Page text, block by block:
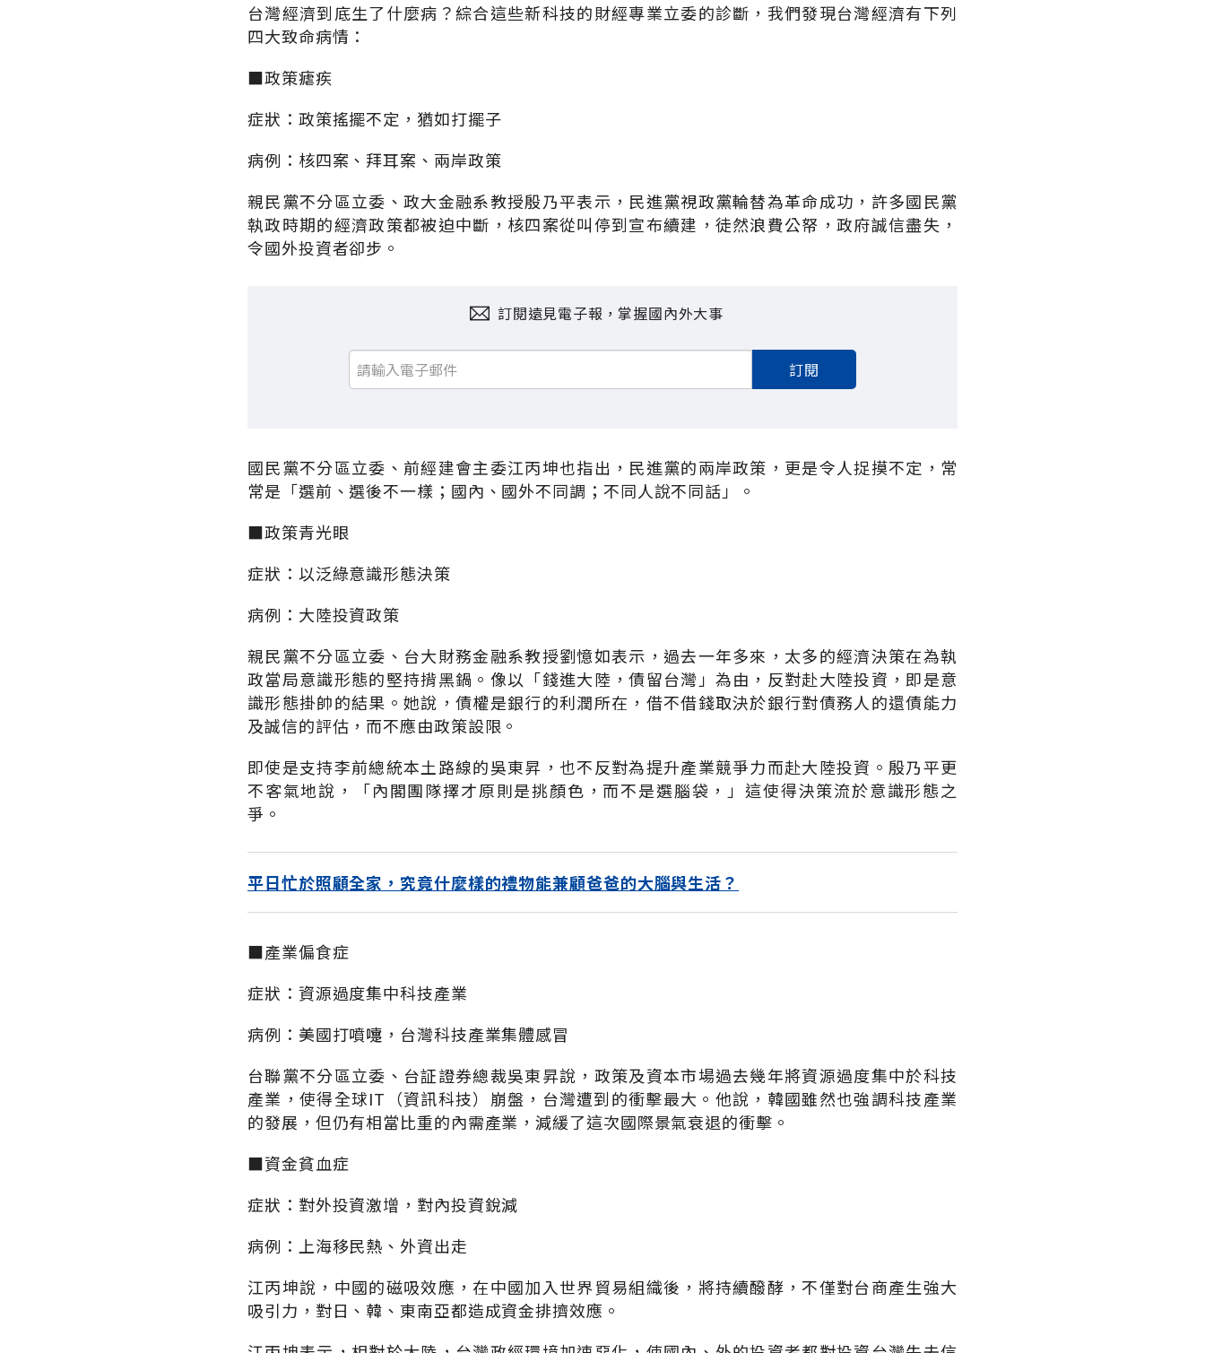
台灣經濟到底生了什麼病？綜合這些新科技的財經專業立委的診斷，我們發現台灣經濟有下列
四大致命病情：
■政策瘧疾
症狀：政策搖擺不定，猶如打擺子
病例：核四案、拜耳案、兩岸政策
親民黨不分區立委、政大金融系教授殷乃平表示，民進黨視政黨輪替為革命成功，許多國民黨
執政時期的經濟政策都被迫中斷，核四案從叫停到宣布續建，徒然浪費公帑，政府誠信盡失，
令國外投資者卻步。
訂閱遠見電子報，掌握國內外大事
訂閱
國民黨不分區立委、前經建會主委江丙坤也指出，民進黨的兩岸政策，更是令人捉摸不定，常
常是「選前、選後不一樣；國內、國外不同調；不同人說不同話」。
■政策青光眼
症狀：以泛綠意識形態決策
病例：大陸投資政策
親民黨不分區立委、台大財務金融系教授劉憶如表示，過去一年多來，太多的經濟決策在為執
政當局意識形態的堅持揹黑鍋。像以「錢進大陸，債留台灣」為由，反對赴大陸投資，即是意
識形態掛帥的結果。她說，債權是銀行的利潤所在，借不借錢取決於銀行對債務人的還債能力
及誠信的評估，而不應由政策設限。
即使是支持李前總統本土路線的吳東昇，也不反對為提升產業競爭力而赴大陸投資。殷乃平更
不客氣地說，「內閣團隊擇才原則是挑顏色，而不是選腦袋，」這使得決策流於意識形態之
爭。
平日忙於照顧全家，究竟什麼樣的禮物能兼顧爸爸的大腦與生活？
■產業偏食症
症狀：資源過度集中科技產業
病例：美國打噴嚏，台灣科技產業集體感冒
台聯黨不分區立委、台証證券總裁吳東昇說，政策及資本市場過去幾年將資源過度集中於科技
產業，使得全球IT（資訊科技）崩盤，台灣遭到的衝擊最大。他說，韓國雖然也強調科技產業
的發展，但仍有相當比重的內需產業，減緩了這次國際景氣衰退的衝擊。
■資金貧血症
症狀：對外投資激增，對內投資銳減
病例：上海移民熱、外資出走
江丙坤說，中國的磁吸效應，在中國加入世界貿易組織後，將持續醱酵，不僅對台商產生強大
吸引力，對日、韓、東南亞都造成資金排擠效應。